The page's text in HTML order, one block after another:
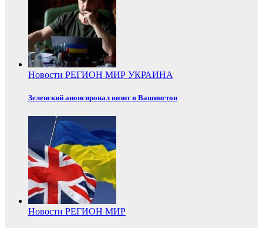
Новости РЕГИОН МИР УКРАИНА
Зеленский анонсировал визит в Вашингтон
Новости РЕГИОН МИР